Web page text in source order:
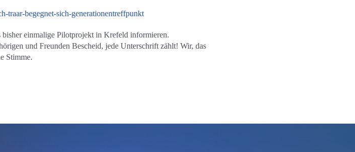
traar-begegnet-sich-generationentreffpunkt
bisher einmalige Pilotprojekt in Krefeld informieren.
und Freunden Bescheid, jede Unterschrift zählt! Wir, das
Stimme.